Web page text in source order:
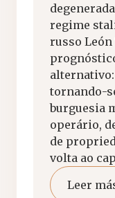
regime
russo
tornando-
burguesia
operário,
de
volta ao
Leer